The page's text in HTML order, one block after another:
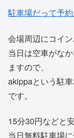
駐車場だって予
会場周辺にコイ
当日は空車がな
ますので、
akippaという駐
です。
15分30円などと
当日無料駐車場